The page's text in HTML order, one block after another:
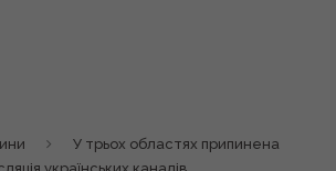
У трьох областях припинена